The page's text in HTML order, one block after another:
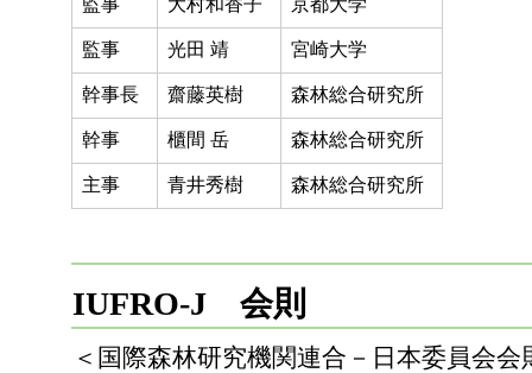
監事 光田 靖 宮崎大学
幹事長 齋藤英樹 森林総合研究所
幹事 櫃間 岳 森林総合研究所
主事 青井秀樹 森林総合研究所
IUFRO-J 会則
＜国際森林研究機関連合－日本委員会会